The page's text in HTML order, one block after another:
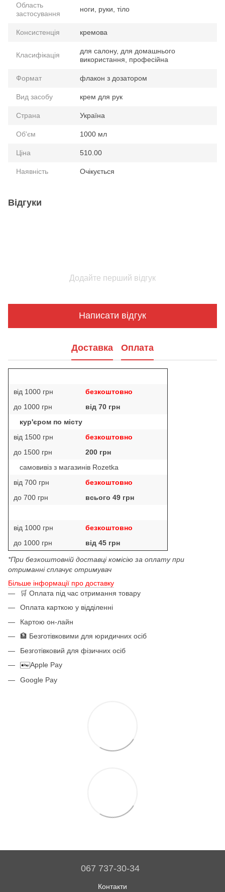
Область
застосування
ноги, руки, тіло
Консистенція кремова
Класифікація
для салону, для домашнього
використання, професійна
Формат флакон з дозатором
Вид засобу крем для рук
Страна Україна
Об'єм 1000 мл
Ціна 510.00
Наявність Очікується
Відгуки
Додайте перший відгук
Написати відгук
Доставка Оплата
від 1000 грн
безкоштовно
до 1000 грн
від 70 грн
кур'єром по місту
від 1500 грн
безкоштовно
до 1500 грн
200 грн
самовивіз з магазинів Rozetka
від 700 грн
безкоштовно
до 700 грн
всього 49 грн
від 1000 грн
безкоштовно
до 1000 грн
від 45 грн
*При безкоштовній доставці комісію за оплату при
отриманні сплачує отримувач
Більше інформації про доставку
🛒 Оплата під час отримання товару
Оплата карткою у відділенні
Картою он-лайн
🏦 Безготівковими для юридичних осіб
Безготівковий для фізичних осіб
Apple Pay
Google Pay
067 737-30-34
Контакти